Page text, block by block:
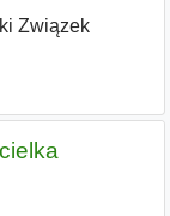
Związek